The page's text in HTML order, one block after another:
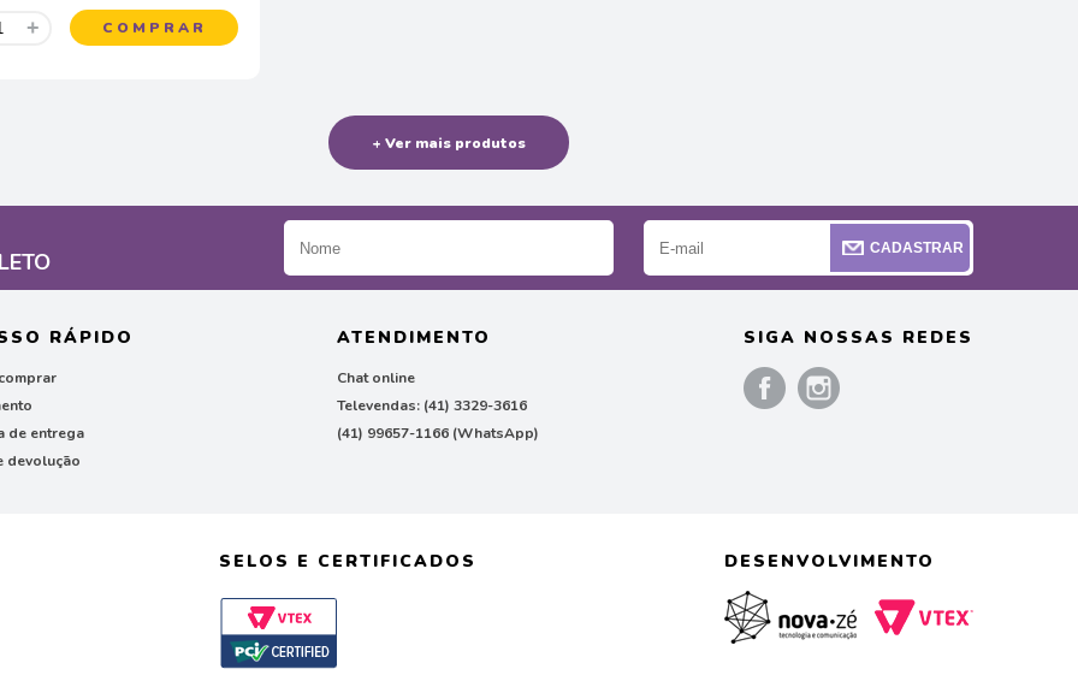
+ COMPRAR
+ Ver mais produtos
CADASTRAR
RÁPIDO
de entrega
devolução
ATENDIMENTO
Chat online
Televendas: (41) 3329-3616
(41) 99657-1166 (WhatsApp)
SIGA NOSSAS REDES
SELOS E CERTIFICADOS DESENVOLVIMENTO